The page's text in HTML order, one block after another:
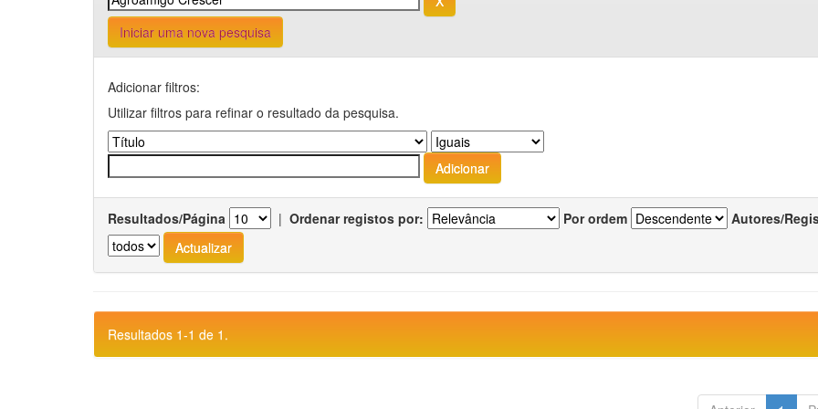
Iniciar uma nova pesquisa
Adicionar filtros:
Utilizar filtros para refinar o resultado da pesquisa.
Resultados/Página | Ordenar registos por: Por ordem Autores/
Resultados 1-1 de 1.